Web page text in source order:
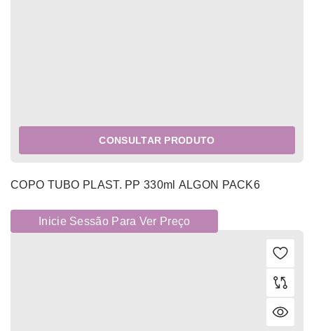
CONSULTAR PRODUTO
COPO TUBO PLAST. PP 330ml ALGON PACK6
Inicie Sessão Para Ver Preço